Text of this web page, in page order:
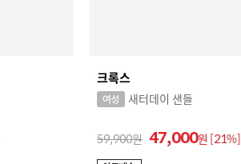
크록스
새터데이 샌들
59,900 47,000원 [21%]